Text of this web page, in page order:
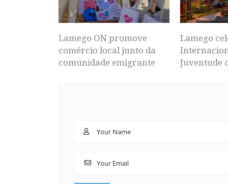
Lamego ON promove
comércio local junto da
comunidade emigrante
Lamego
Juventude